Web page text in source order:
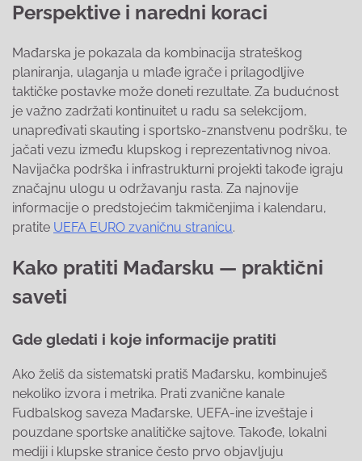
Perspektive i naredni koraci
Mađarska je pokazala da kombinacija strateškog
planiranja, ulaganja u mlađe igrače i prilagodljive
taktičke postavke može doneti rezultate. Za budućnost
je važno zadržati kontinuitet u radu sa selekcijom,
unapređivati skauting i sportsko-znanstvenu podršku, te
jačati vezu između klupskog i reprezentativnog nivoa.
Navijačka podrška i infrastrukturni projekti takođe igraju
značajnu ulogu u održavanju rasta. Za najnovije
informacije o predstojećim takmičenjima i kalendaru,
pratite UEFA EURO zvaničnu stranicu.
Kako pratiti Mađarsku — praktični
saveti
Gde gledati i koje informacije pratiti
Ako želiš da sistematski pratiš Mađarsku, kombinuješ
nekoliko izvora i metrika. Prati zvanične kanale
Fudbalskog saveza Mađarske, UEFA-ine izveštaje i
pouzdane sportske analitičke sajtove. Takođe, lokalni
mediji i klupske stranice često prvo objavljuju